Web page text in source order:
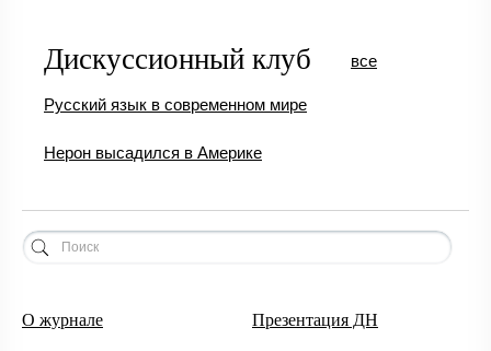
Дискуссионный клуб
Русский язык в современном мире
Нерон высадился в Америке
все
О журнале Презентация ДН